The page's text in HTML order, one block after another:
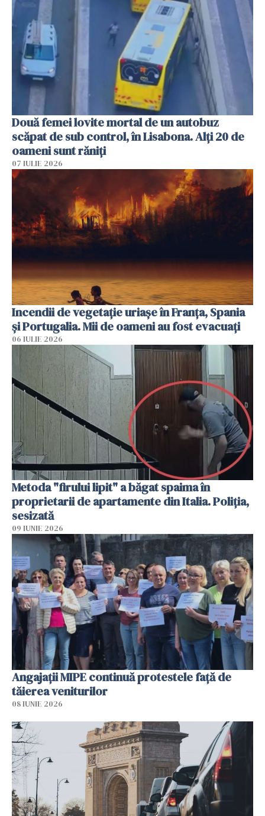
Două femei lovite mortal de un autobuz
scăpat de sub control, în Lisabona. Alți 20 de
oameni sunt răniți
07 IULIE 2026
Incendii de vegetație uriașe în Franța, Spania
și Portugalia. Mii de oameni au fost evacuați
06 IULIE 2026
Metoda "firului lipit" a băgat spaima în
proprietarii de apartamente din Italia. Poliția,
sesizată
09 IUNIE 2026
Angajaţii MIPE continuă protestele faţă de
tăierea veniturilor
08 IUNIE 2026